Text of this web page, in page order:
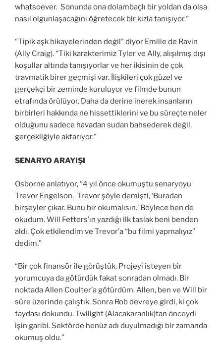
whatsoever. Sonunda ona dolambaçlı bir yoldan da olsa
nasıl olgunlaşacağını öğretecek bir kızla tanışıyor.”
“Tipik aşk hikayelerinden değil” diyor Emilie de Ravin
(Ally Craig). “Tiki karakterimiz Tyler ve Ally, alışılmış dışı
koşullar altında tanışıyorlar ve her ikisinin de çok
travmatik birer geçmişi var. İlişkileri çok güzel ve
gerçekçi bir zeminde kuruluyor ve filmde bunun
etrafında örülüyor. Daha da derine inerek insanların
birbirleri hakkında ne hissettiklerini ve bu süreçte neler
olduğunu sadece havadan sudan bahsederek değil,
gerçekliğiyle aktarıyor.”
SENARYO ARAYIŞI
Osborne anlatıyor, “4 yıl önce okumuştu senaryoyu
Trevor Engelson. Trevor şöyle demişti, ‘Buradan
birşeyler çıkar. Bunu bir okumalısın.’ Böylece ben de
okudum. Will Fetters’ın yazdığı ilk taslak beni benden
aldı. Çok etkilendim ve Trevor’a “bu filmi yapmalıyız”
dedim.”
“Bir çok finansör ile görüştük. Projeyi isteyen bir
yorumcuya da götürdük fakat sonradan olmadı. Bir
noktada Allen Coulter’a götürdüm. Allen, ben ve Will bir
süre üzerinde çalıştık. Sonra Rob devreye girdi, ki çok
faydası dokundu. Twilight (Alacakaranlık)tan önceydi
işin garibi. Sektörde henüz adı duyulmadığı bir zamanda
okumuş oldu.”